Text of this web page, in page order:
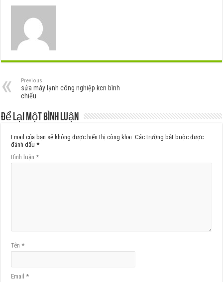
Previous
sửa máy lạnh công nghiệp kcn bình
chiểu
Để lại một bình luận
Email của bạn sẽ không được hiển thị công khai. Các trường bắt buộc được
đánh dấu*
Bình luận*
Tên*
Email*